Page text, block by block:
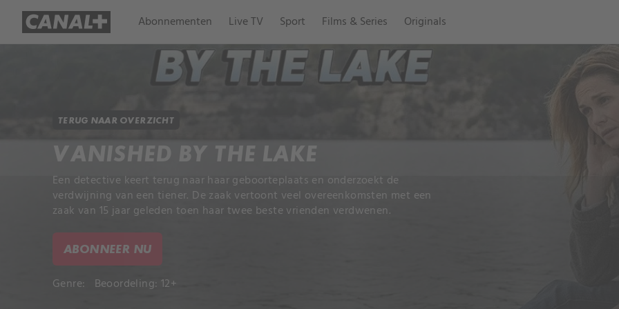
Abonnementen Live TV Sport Films & Series Originals
TERUG NAAR OVERZICHT
VANISHED BY THE LAKE
Een detective keert terug naar haar geboorteplaats en onderzoekt de
verdwijning van een tiener. De zaak vertoont veel overeenkomsten met een
zaak van 15 jaar geleden toen haar twee beste vrienden verdwenen.
ABONNEER NU
Genre: Beoordeling: 12+